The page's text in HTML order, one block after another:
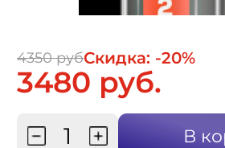
4350 рубСкидка: -20%
3480 руб.
В